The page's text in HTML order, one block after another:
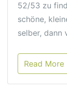
52/53 zu
schöne,
selber, dann
Read More